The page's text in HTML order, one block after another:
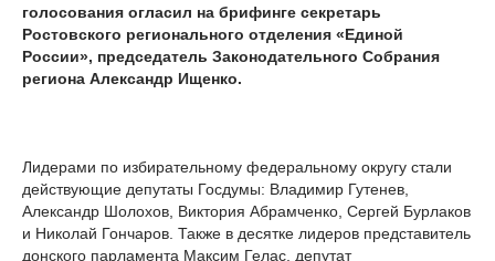
голосования огласил на брифинге секретарь
Ростовского регионального отделения «Единой
России», председатель Законодательного Собрания
региона Александр Ищенко.
Лидерами по избирательному федеральному округу стали
действующие депутаты Госдумы: Владимир Гутенев,
Александр Шолохов, Виктория Абрамченко, Сергей Бурлаков
и Николай Гончаров. Также в десятке лидеров представитель
донского парламента Максим Гелас, депутат